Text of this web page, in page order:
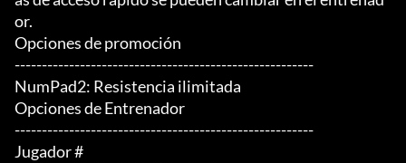
or.
Opciones de promoción
-------------------------------------------------------
NumPad2: Resistencia ilimitada
Opciones de Entrenador
-------------------------------------------------------
Jugador #